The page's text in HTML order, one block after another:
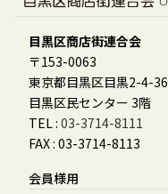
目黒区商店街連合会
〒153-0063
東京都目黒区目黒2-4-36
目黒区民センター 3階
TEL : 03-3714-8111
FAX : 03-3714-8113
会員様用